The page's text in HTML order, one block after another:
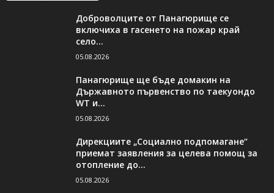
Доброволците от Панагюрище се
включиха в гасенето на пожар край
село...
05.08.2026
Панагюрище ще бъде домакин на
Държавното първенство по таекуондо
WT и...
05.08.2026
Дирекциите „Социално подпомагане“
приемат заявления за целева помощ за
отопление до...
05.08.2026